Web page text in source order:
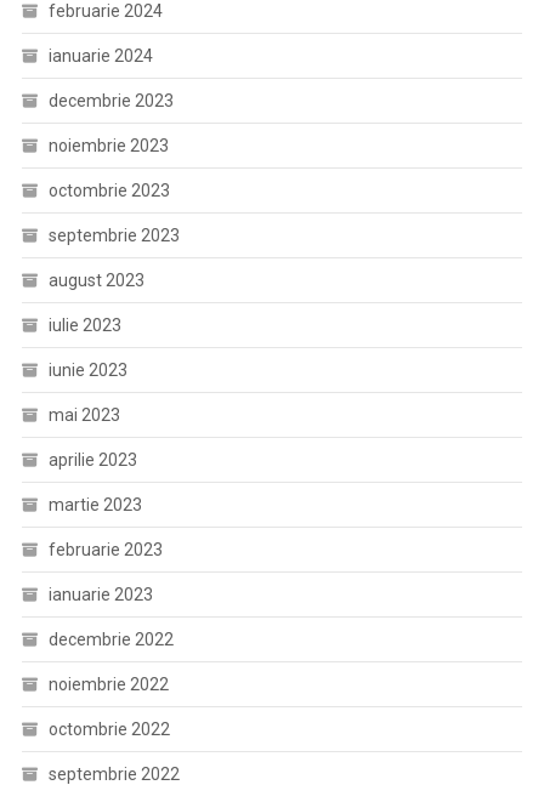
februarie 2024
ianuarie 2024
decembrie 2023
noiembrie 2023
octombrie 2023
septembrie 2023
august 2023
iulie 2023
iunie 2023
mai 2023
aprilie 2023
martie 2023
februarie 2023
ianuarie 2023
decembrie 2022
noiembrie 2022
octombrie 2022
septembrie 2022